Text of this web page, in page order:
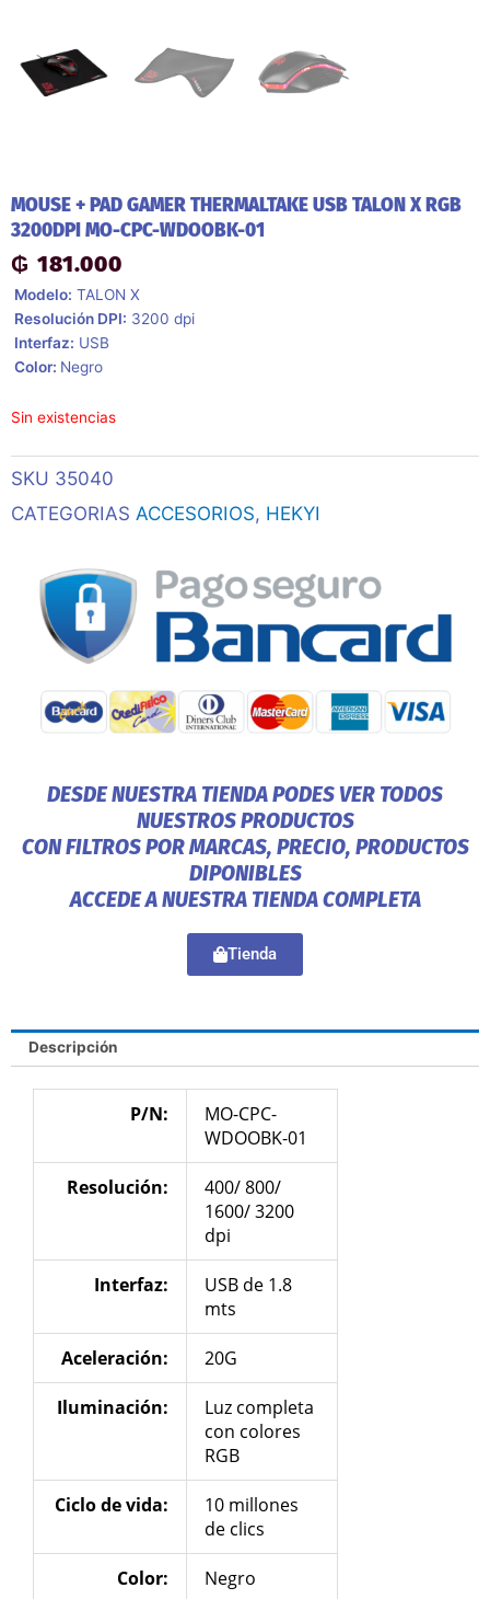
MOUSE + PAD GAMER THERMALTAKE USB TALON X RGB
3200DPI MO-CPC-WDOOBK-01
₲ 181.000
 Modelo: TALON X
 Resolución DPI: 3200 dpi
 Interfaz: USB
 Color: Negro
Sin existencias
SKU 35040
CATEGORIAS ACCESORIOS, HEKYI
DESDE NUESTRA TIENDA PODES VER TODOS
NUESTROS PRODUCTOS
CON FILTROS POR MARCAS, PRECIO, PRODUCTOS
DIPONIBLES
ACCEDE A NUESTRA TIENDA COMPLETA
Tienda
Descripción
P/N:
MO-CPC-
WDOOBK-01
Resolución:
400/ 800/
1600/ 3200
dpi
Interfaz:
USB de 1.8
mts
Aceleración: 20G
Iluminación:
Luz completa
con colores
RGB
Ciclo de vida:
10 millones
de clics
Color: Negro